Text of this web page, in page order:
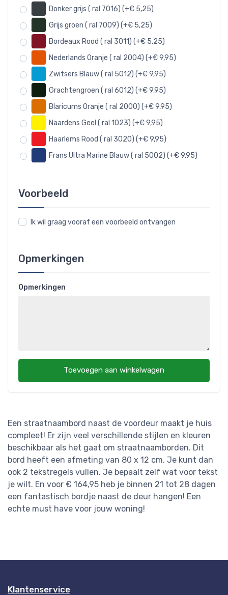
Een straatnaambord naast de voordeur maakt je huis
compleet! Er zijn veel verschillende stijlen en kleuren
beschikbaar als het gaat om straatnaamborden. Dit
bord heeft een afmeting van 80 x 12 cm. Je kunt dan
ook 2 tekstregels vullen. Je bepaalt zelf wat voor tekst
je wilt. En voor € 164,95 heb je binnen 21 tot 28 dagen
een fantastisch bordje naast de deur hangen! Een
echte must have voor jouw woning!
Donker grijs ( ral 7016) (+€ 5,25)
Grijs groen ( ral 7009) (+€ 5,25)
Bordeaux Rood ( ral 3011) (+€ 5,25)
Nederlands Oranje ( ral 2004) (+€ 9,95)
Zwitsers Blauw ( ral 5012) (+€ 9,95)
Grachtengroen ( ral 6012) (+€ 9,95)
Blaricums Oranje ( ral 2000) (+€ 9,95)
Naardens Geel ( ral 1023) (+€ 9,95)
Haarlems Rood ( ral 3020) (+€ 9,95)
Frans Ultra Marine Blauw ( ral 5002) (+€ 9,95)
Voorbeeld
Ik wil graag vooraf een voorbeeld ontvangen
Opmerkingen
Opmerkingen
Toevoegen aan winkelwagen
Klantenservice